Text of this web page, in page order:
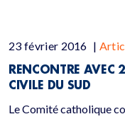
23 février 2016 |
RENCONTRE AVEC
CIVILE DU SUD
Le Comité catholique